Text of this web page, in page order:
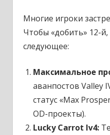
Многие игроки
Чтобы «добить» 12-
следующее:
Максимальное
аванпостов Valley
статус «Max
OD-проекты).
Lucky Carrot lv4: